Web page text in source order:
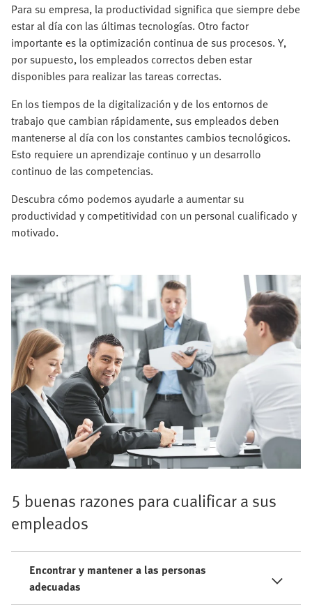
Para su empresa, la productividad significa que siempre debe
estar al día con las últimas tecnologías. Otro factor
importante es la optimización continua de sus procesos. Y,
por supuesto, los empleados correctos deben estar
disponibles para realizar las tareas correctas.
En los tiempos de la digitalización y de los entornos de
trabajo que cambian rápidamente, sus empleados deben
mantenerse al día con los constantes cambios tecnológicos.
Esto requiere un aprendizaje continuo y un desarrollo
continuo de las competencias.
Descubra cómo podemos ayudarle a aumentar su
productividad y competitividad con un personal cualificado y
motivado.
5 buenas razones para cualificar a sus
empleados
Encontrar y mantener a las personas
adecuadas